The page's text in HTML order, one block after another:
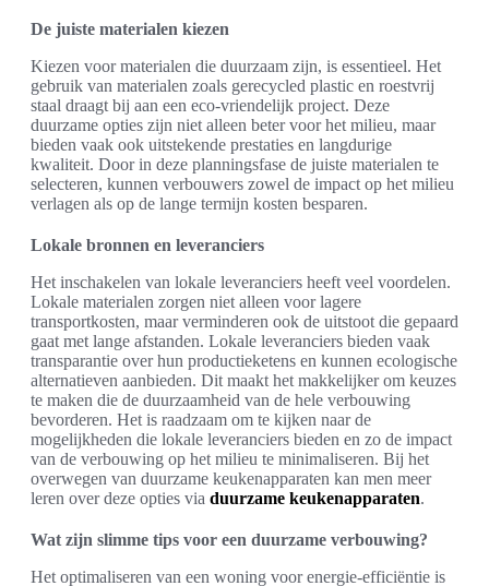
De juiste materialen kiezen
Kiezen voor materialen die duurzaam zijn, is essentieel. Het
gebruik van materialen zoals gerecycled plastic en roestvrij
staal draagt bij aan een eco-vriendelijk project. Deze
duurzame opties zijn niet alleen beter voor het milieu, maar
bieden vaak ook uitstekende prestaties en langdurige
kwaliteit. Door in deze planningsfase de juiste materialen te
selecteren, kunnen verbouwers zowel de impact op het milieu
verlagen als op de lange termijn kosten besparen.
Lokale bronnen en leveranciers
Het inschakelen van lokale leveranciers heeft veel voordelen.
Lokale materialen zorgen niet alleen voor lagere
transportkosten, maar verminderen ook de uitstoot die gepaard
gaat met lange afstanden. Lokale leveranciers bieden vaak
transparantie over hun productieketens en kunnen ecologische
alternatieven aanbieden. Dit maakt het makkelijker om keuzes
te maken die de duurzaamheid van de hele verbouwing
bevorderen. Het is raadzaam om te kijken naar de
mogelijkheden die lokale leveranciers bieden en zo de impact
van de verbouwing op het milieu te minimaliseren. Bij het
overwegen van duurzame keukenapparaten kan men meer
leren over deze opties via duurzame keukenapparaten.
Wat zijn slimme tips voor een duurzame verbouwing?
Het optimaliseren van een woning voor energie-efficiëntie is